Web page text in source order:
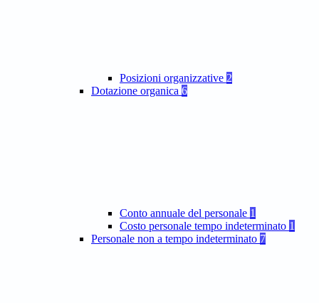
Posizioni organizzative 2
Dotazione organica 6
Conto annuale del personale 1
Costo personale tempo indeterminato 1
Personale non a tempo indeterminato 7